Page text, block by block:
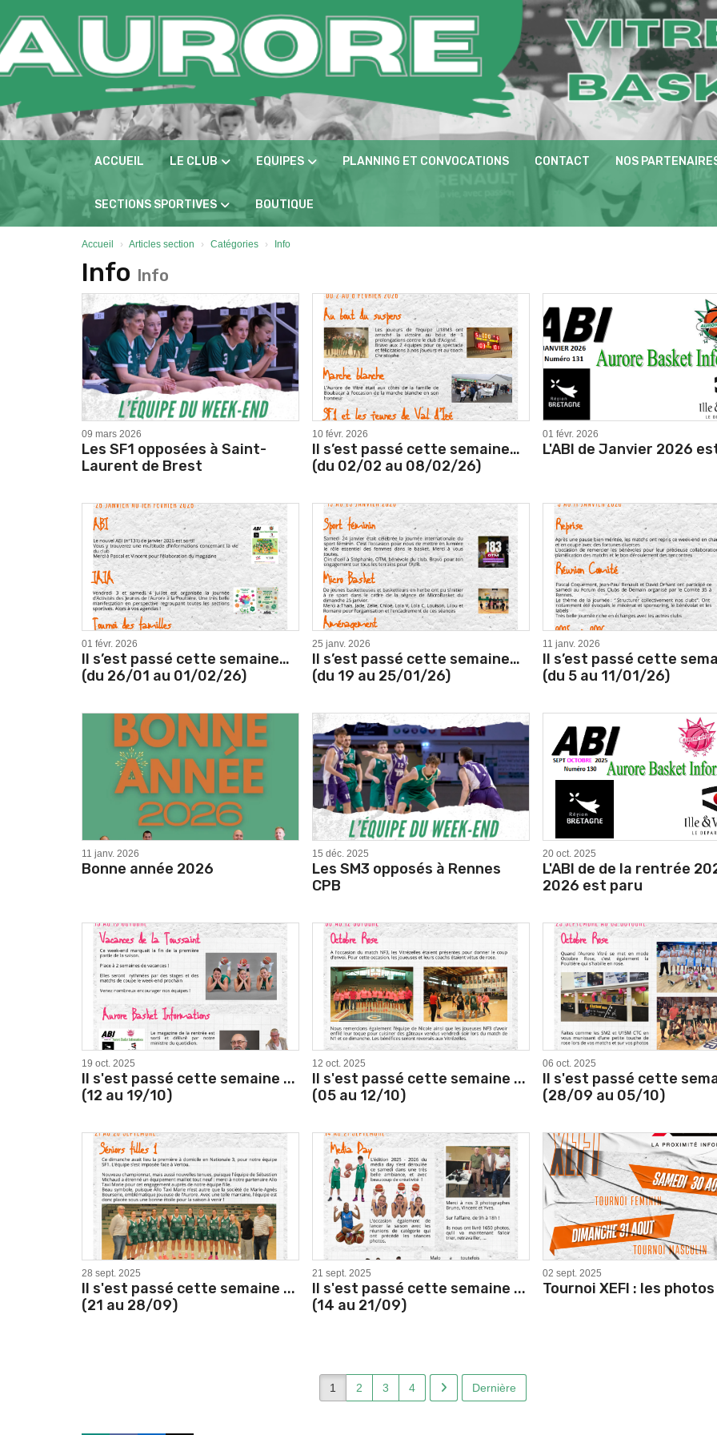
ACCUEIL LE CLUB EQUIPES PLANNING ET CONVOCATIONS CONTACT NOS
SECTIONS SPORTIVES BOUTIQUE
Accueil Articles section Catégories Info
Info Info
09 mars 2026
Les SF1 opposées à Saint-
Laurent de Brest
10 févr. 2026
Il s’est passé cette semaine…
(du 02/02 au 08/02/26)
01 févr. 2026
L'ABI de Janvier 2026
01 févr. 2026
Il s’est passé cette semaine…
(du 26/01 au 01/02/26)
25 janv. 2026
Il s’est passé cette semaine…
(du 19 au 25/01/26)
11 janv. 2026
Il s’est passé cette
(du 5 au 11/01/26)
11 janv. 2026
Bonne année 2026
15 déc. 2025
Les SM3 opposés à Rennes
CPB
20 oct. 2025
L'ABI de de la rentrée
2026 est paru
19 oct. 2025
Il s'est passé cette semaine ...
(12 au 19/10)
12 oct. 2025
Il s'est passé cette semaine ...
(05 au 12/10)
06 oct. 2025
Il s'est passé cette
(28/09 au 05/10)
28 sept. 2025
Il s'est passé cette semaine ...
(21 au 28/09)
21 sept. 2025
Il s'est passé cette semaine ...
(14 au 21/09)
02 sept. 2025
Tournoi XEFI : les photos
1 2 3 4 Dernière